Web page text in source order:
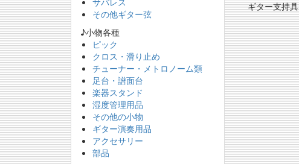
ギター支持具
その他ギター弦
♪小物各種
ピック
クロス・滑り止め
チューナー・メトロノーム類
足台・譜面台
楽器スタンド
湿度管理用品
その他の小物
ギター演奏用品
アクセサリー
部品